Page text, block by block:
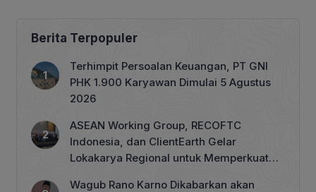
Berita Terpopuler
Terhimpit Persoalan Keuangan, PT GNI
PHK 1.900 Karyawan Dimulai 5 Agustus
2026
ASEAN Working Group, RECOFTC
Indonesia, dan ClientEarth Gelar
Lokakarya Regional untuk Memperkuat
Wagub Rano Karno Dikabarkan akan